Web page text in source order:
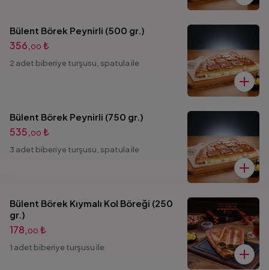
Bülent Börek Peynirli (500 gr.)
356,00 ₺
2 adet biberiye turşusu, spatula ile
Bülent Börek Peynirli (750 gr.)
535,00 ₺
3 adet biberiye turşusu, spatula ile
Bülent Börek Kıymalı Kol Böreği (250
gr.)
178,00 ₺
1 adet biberiye turşusu ile